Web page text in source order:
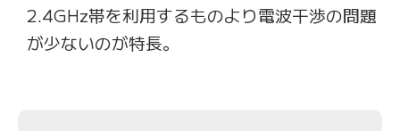
2.4GHz帯を利用するものより電波干渉の問題
が少ないのが特長。